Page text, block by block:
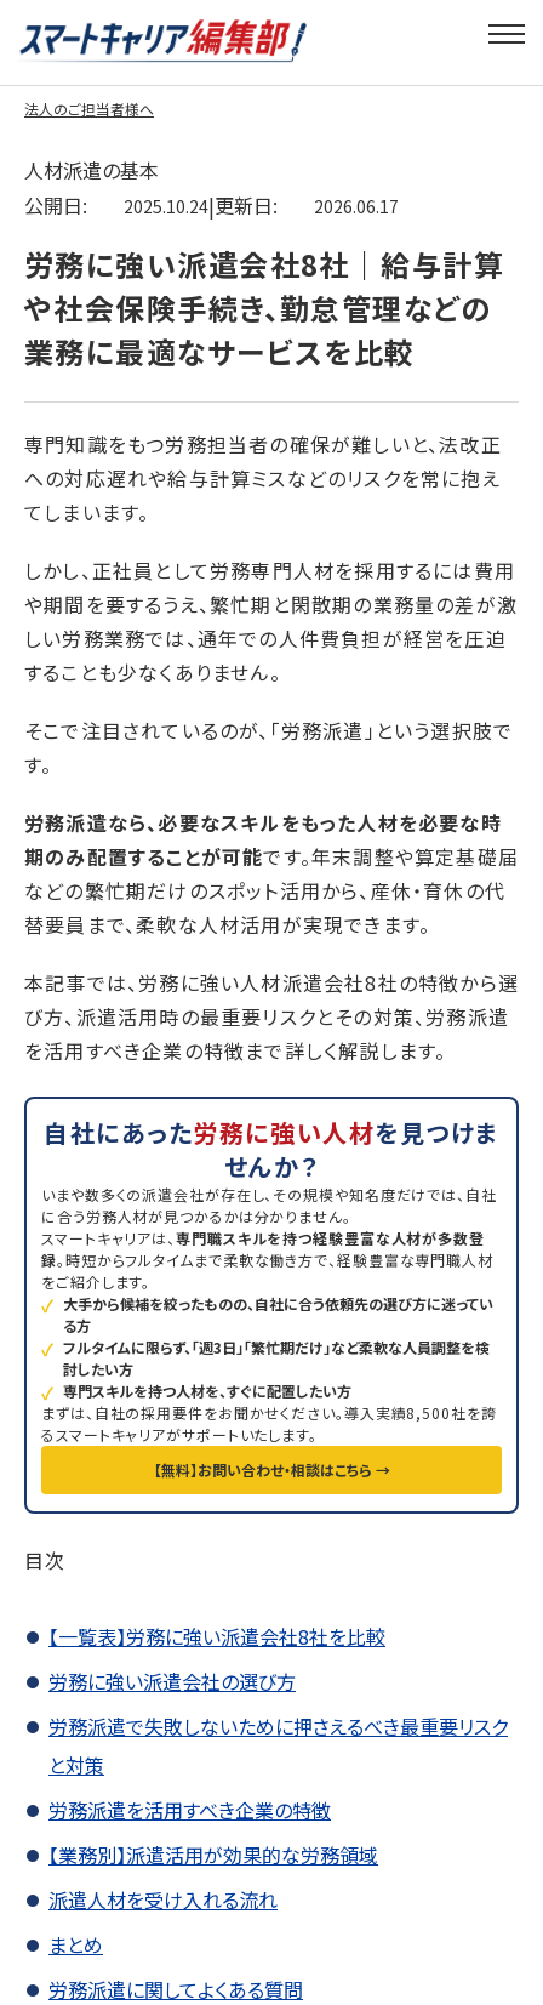
法人のご担当者様へ
人材派遣の基本
公開日:
2025.10.24|更新日: 2026.06.17
労務に強い派遣会社8社｜給与計算
や社会保険手続き、勤怠管理などの
業務に最適なサービスを比較
専門知識をもつ労務担当者の確保が難しいと、法改正
への対応遅れや給与計算ミスなどのリスクを常に抱え
てしまいます。
しかし、正社員として労務専門人材を採用するには費用
や期間を要するうえ、繁忙期と閑散期の業務量の差が激
しい労務業務では、通年での人件費負担が経営を圧迫
することも少なくありません。
そこで注目されているのが、「労務派遣」という選択肢で
す。
労務派遣なら、必要なスキルをもった人材を必要な時
期のみ配置することが可能です。年末調整や算定基礎届
などの繁忙期だけのスポット活用から、産休・育休の代
替要員まで、柔軟な人材活用が実現できます。
本記事では、労務に強い人材派遣会社8社の特徴から選
び方、派遣活用時の最重要リスクとその対策、労務派遣
を活用すべき企業の特徴まで詳しく解説します。
自社にあった労務に強い人材を見つけま
せんか？
いまや数多くの派遣会社が存在し、その規模や知名度だけでは、自社
に合う労務人材が見つかるかは分かりません。
スマートキャリアは、 専門職スキルを持つ経験豊富な人材が多数登
録。時短からフルタイムまで柔軟な働き方で、経験豊富な専門職人材
をご紹介します。
大手から候補を絞ったものの、自社に合う依頼先の選び方に迷ってい
る方
フルタイムに限らず、「週3日」「繁忙期だけ」など柔軟な人員調整を検
討したい方
専門スキルを持つ人材を、すぐに配置したい方
まずは、自社の採用要件をお聞かせください。導入実績8,500社を誇
るスマートキャリアがサポートいたします。
【無料】お問い合わせ・相談はこちら →
目次
【一覧表】労務に強い派遣会社8社を比較
労務に強い派遣会社の選び方
労務派遣で失敗しないために押さえるべき最重要リスク
と対策
労務派遣を活用すべき企業の特徴
【業務別】派遣活用が効果的な労務領域
派遣人材を受け入れる流れ
まとめ
労務派遣に関してよくある質問